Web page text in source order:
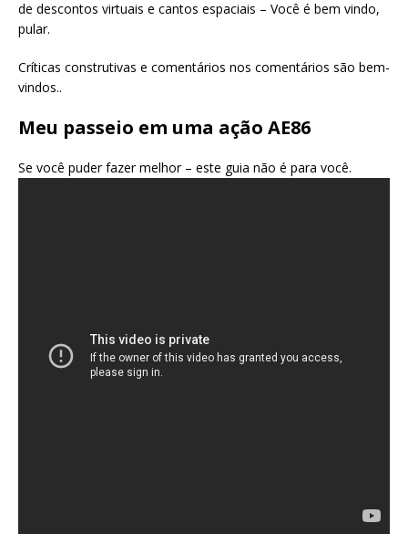
de descontos virtuais e cantos espaciais – Você é bem vindo,
pular.
Críticas construtivas e comentários nos comentários são bem-
vindos..
Meu passeio em uma ação AE86
Se você puder fazer melhor – este guia não é para você.